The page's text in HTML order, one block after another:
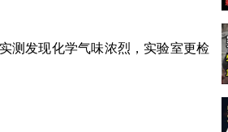
测发现化学气味浓烈，实验室更检